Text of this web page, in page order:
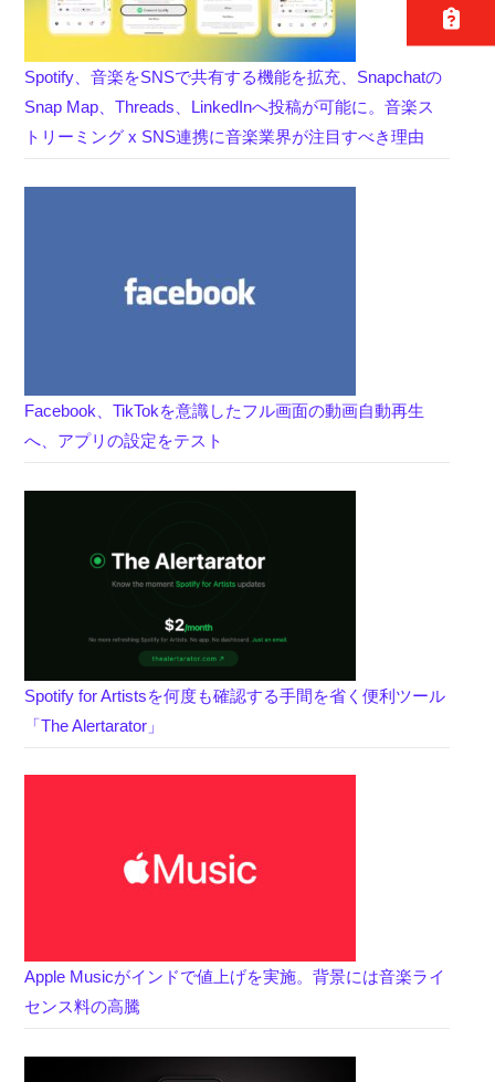
Spotify、音楽をSNSで共有する機能を拡充、Snapchatの
Snap Map、Threads、LinkedInへ投稿が可能に。音楽ス
トリーミング x SNS連携に音楽業界が注目すべき理由
Facebook、TikTokを意識したフル画面の動画自動再生
へ、アプリの設定をテスト
Spotify for Artistsを何度も確認する手間を省く便利ツール
「The Alertarator」
Apple Musicがインドで値上げを実施。背景には音楽ライ
センス料の高騰